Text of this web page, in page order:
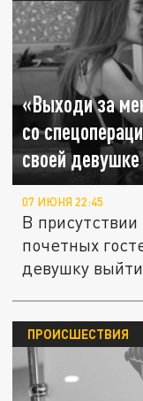
«Выходи за
со
своей девушке
07 ИЮНЯ 22:45
В
почетных
девушку
ПРОИСШЕСТВИЯ